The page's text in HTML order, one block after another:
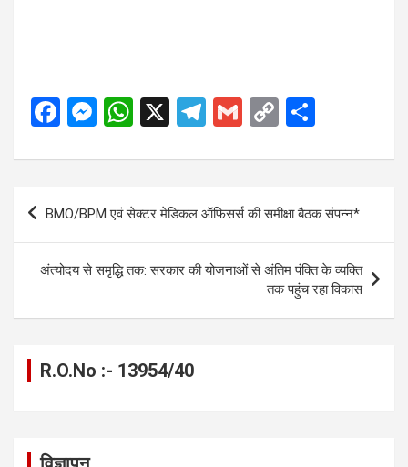
F
ce
b
o
o
k
M
se
n
g
er
W
at
s
A
p
p
X
T
e
gr
a
m
G
ail
C
py
Li
n
k
ar
Post
navigation
BMO/BPM एवं सेक्टर मेडिकल ऑफिसर्स की समीक्षा बैठक संपन्न*
अंत्योदय से समृद्धि तक: सरकार की योजनाओं से अंतिम पंक्ति के व्यक्ति
तक पहुंच रहा विकास
R.O.No :- 13954/40